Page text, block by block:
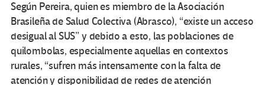
Según Pereira, quien es miembro de la Asociación
Brasileña de Salud Colectiva (Abrasco), “existe un acceso
desigual al SUS” y debido a esto, las poblaciones de
quilombolas, especialmente aquellas en contextos
rurales, “sufren más intensamente con la falta de
atención y disponibilidad de redes de atención